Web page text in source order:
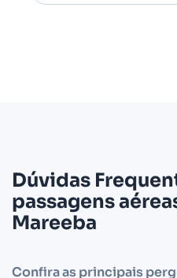
Dúvidas
passagens
Mareeba
Confira as principais